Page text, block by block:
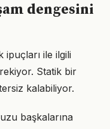
dengesini
ipuçları ile ilgili
Statik bir
kalabiliyor.
başkalarına